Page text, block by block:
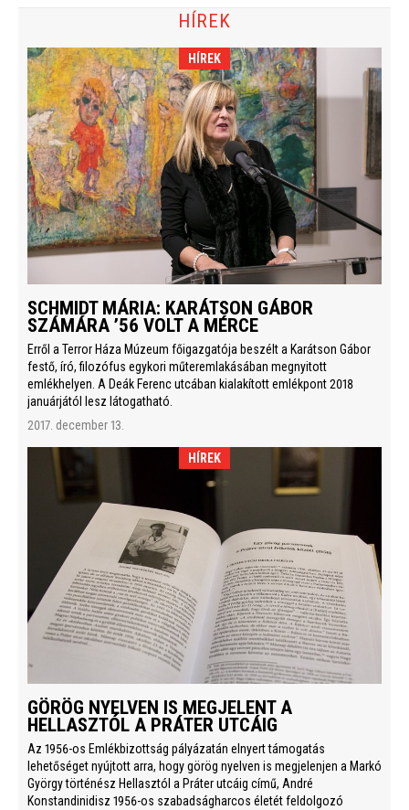
HÍREK
HÍREK
SCHMIDT MÁRIA: KARÁTSON GÁBOR
SZÁMÁRA ’56 VOLT A MÉRCE
Erről a Terror Háza Múzeum főigazgatója beszélt a Karátson Gábor
festő, író, filozófus egykori műteremlakásában megnyitott
emlékhelyen. A Deák Ferenc utcában kialakított emlékpont 2018
januárjától lesz látogatható.
2017. december 13.
HÍREK
GÖRÖG NYELVEN IS MEGJELENT A
HELLASZTÓL A PRÁTER UTCÁIG
Az 1956-os Emlékbizottság pályázatán elnyert támogatás
lehetőséget nyújtott arra, hogy görög nyelven is megjelenjen a Markó
György történész Hellasztól a Práter utcáig című, André
Konstandinidisz 1956-os szabadságharcos életét feldolgozó